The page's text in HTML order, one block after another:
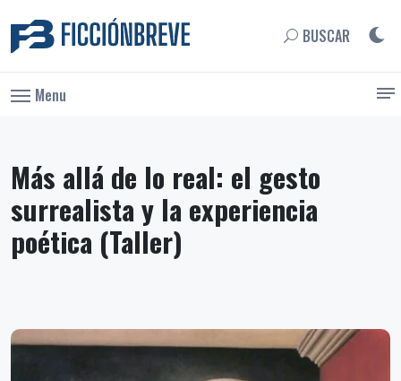
BUSCAR
Menu
Más allá de lo real: el gesto
surrealista y la experiencia
poética (Taller)